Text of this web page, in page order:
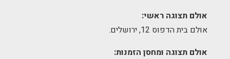
אולם תצוגה ראשי:
אולם בית הדפוס 12, ירושלים.
אולם תצוגה ומחסן הזמנות: